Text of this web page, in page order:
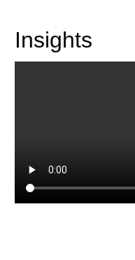
Insights